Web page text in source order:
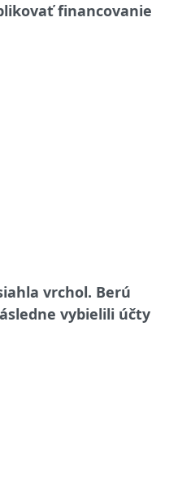
financovanie
vrchol. Berú
vybielili účty